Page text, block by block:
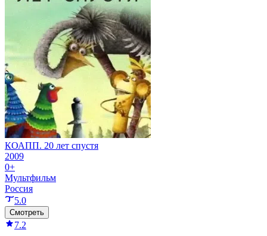
КОАПП. 20 лет спустя
2009
0+
Мультфильм
Россия
5.0
Смотреть
7.2